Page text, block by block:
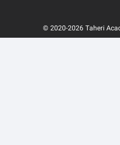
© 2020-2026 Taheri